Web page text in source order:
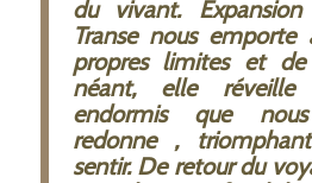
du vivant.
Transe nous
propres limites et
néant, elle réveille
endormis que
redonne ,
sentir. De retour du